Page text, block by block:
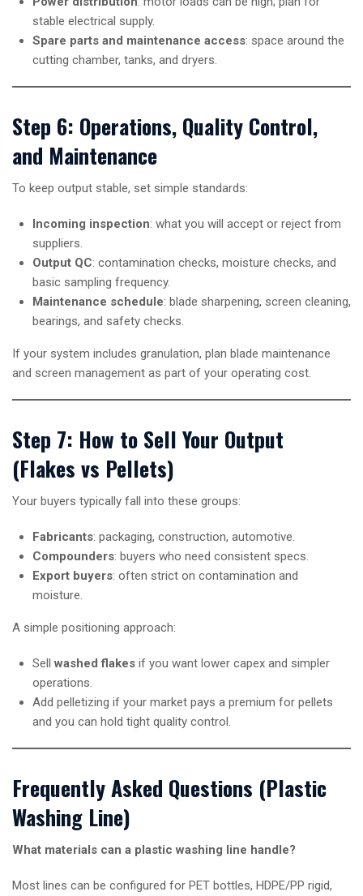
stable electrical supply.
Spare parts and maintenance access: space around the
cutting chamber, tanks, and dryers.
Step 6: Operations, Quality Control,
and Maintenance
To keep output stable, set simple standards:
Incoming inspection: what you will accept or reject from
suppliers.
Output QC: contamination checks, moisture checks, and
basic sampling frequency.
Maintenance schedule: blade sharpening, screen cleaning,
bearings, and safety checks.
If your system includes granulation, plan blade maintenance
and screen management as part of your operating cost.
Step 7: How to Sell Your Output
(Flakes vs Pellets)
Your buyers typically fall into these groups:
Fabricants: packaging, construction, automotive.
Compounders: buyers who need consistent specs.
Export buyers: often strict on contamination and
moisture.
A simple positioning approach:
Sell washed flakes if you want lower capex and simpler
operations.
Add pelletizing if your market pays a premium for pellets
and you can hold tight quality control.
Frequently Asked Questions (Plastic
Washing Line)
What materials can a plastic washing line handle?
Most lines can be configured for PET bottles, HDPE/PP rigid,